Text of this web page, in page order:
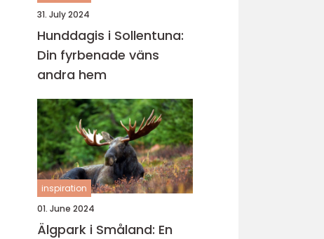
31. July 2024
Hunddagis i Sollentuna:
Din fyrbenade väns
andra hem
inspiration
01. June 2024
Älgpark i Småland: En